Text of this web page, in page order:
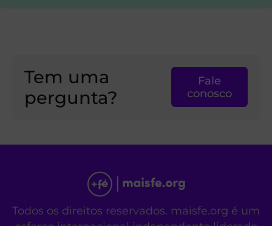
Tem uma
pergunta?
Fale
conosco
Todos os direitos reservados. maisfe.org é um